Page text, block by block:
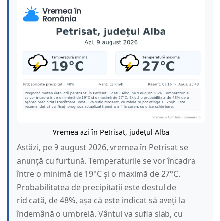
Vremea azi în Petrisat, județul Alba
Astăzi, pe 9 august 2026, vremea în Petrisat se
anunță cu furtună. Temperaturile se vor încadra
între o minimă de 19°C și o maximă de 27°C.
Probabilitatea de precipitații este destul de
ridicată, de 48%, așa că este indicat să aveți la
îndemână o umbrelă. Vântul va sufla slab, cu